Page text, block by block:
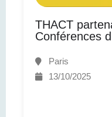
THACT
Conférences
Paris
13/10/2025